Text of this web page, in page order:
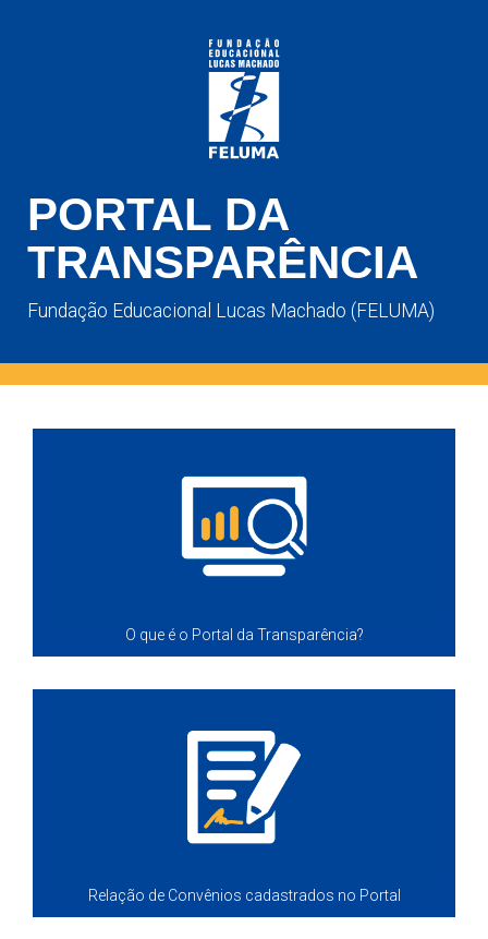
PORTAL DA
TRANSPARÊNCIA
Fundação Educacional Lucas Machado (FELUMA)
O que é o Portal da Transparência?
Relação de Convênios cadastrados no Portal